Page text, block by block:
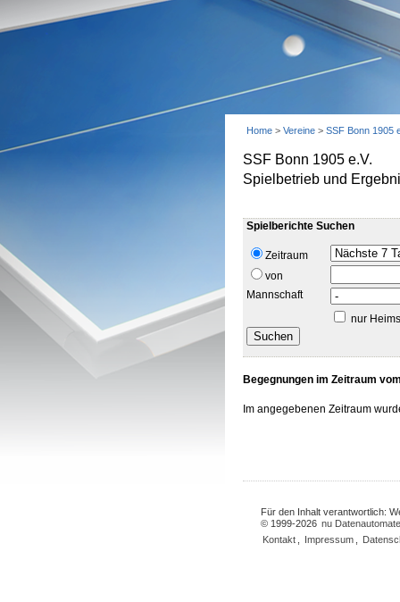
Home > Vereine > SSF Bonn 1905
SSF Bonn 1905 e.V.
Spielbetrieb und
Spielberichte Suchen
Zeitraum
von
Mannschaft
nur
Begegnungen im Zeitraum
Im angegebenen Zeitraum
Für den Inhalt verantwortlich:
© 1999-2026 nu
Kontakt
Impressum